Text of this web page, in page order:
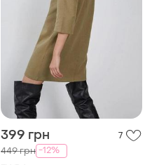
399 грн 7
449 грн -12%